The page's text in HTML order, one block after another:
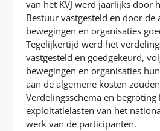
van het KVJ werd jaarlijks door
Bestuur vastgesteld en door de
bewegingen en organisaties
Tegelijkertijd werd het
vastgesteld en goedgekeurd,
bewegingen en organisaties
aan de algemene kosten
Verdelingsschema en begroting
exploitatielasten van het
werk van de participanten.